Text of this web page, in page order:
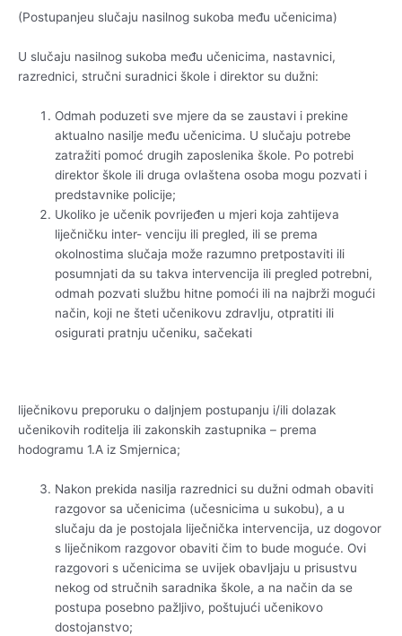
(Postupanjeu slučaju nasilnog sukoba među učenicima)
U slučaju nasilnog sukoba među učenicima, nastavnici,
razrednici, stručni suradnici škole i direktor su dužni:
Odmah poduzeti sve mjere da se zaustavi i prekine
aktualno nasilje među učenicima. U slučaju potrebe
zatražiti pomoć drugih zaposlenika škole. Po potrebi
direktor škole ili druga ovlaštena osoba mogu pozvati i
predstavnike policije;
Ukoliko je učenik povrijeđen u mjeri koja zahtijeva
liječničku inter- venciju ili pregled, ili se prema
okolnostima slučaja može razumno pretpostaviti ili
posumnjati da su takva intervencija ili pregled potrebni,
odmah pozvati službu hitne pomoći ili na najbrži mogući
način, koji ne šteti učenikovu zdravlju, otpratiti ili
osigurati pratnju učeniku, sačekati
liječnikovu preporuku o daljnjem postupanju i/ili dolazak
učenikovih roditelja ili zakonskih zastupnika – prema
hodogramu 1.A iz Smjernica;
Nakon prekida nasilja razrednici su dužni odmah obaviti
razgovor sa učenicima (učesnicima u sukobu), a u
slučaju da je postojala liječnička intervencija, uz dogovor
s liječnikom razgovor obaviti čim to bude moguće. Ovi
razgovori s učenicima se uvijek obavljaju u prisustvu
nekog od stručnih saradnika škole, a na način da se
postupa posebno pažljivo, poštujući učenikovo
dostojanstvo;